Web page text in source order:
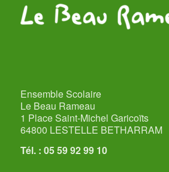
Ensemble Scolaire
Le Beau Rameau
1 Place Saint-Michel Garicoïts
64800 LESTELLE BETHARRAM
Tél. : 05 59 92 99 10